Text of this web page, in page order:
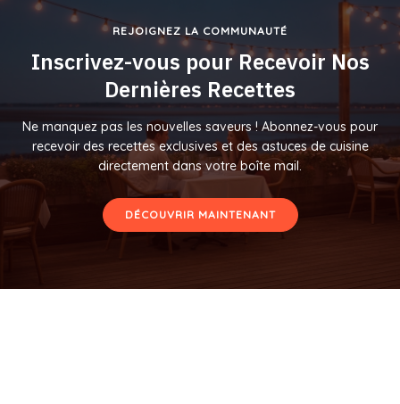
REJOIGNEZ LA COMMUNAUTÉ
Inscrivez-vous pour Recevoir Nos
Dernières Recettes
Ne manquez pas les nouvelles saveurs ! Abonnez-vous pour
recevoir des recettes exclusives et des astuces de cuisine
directement dans votre boîte mail.
DÉCOUVRIR MAINTENANT